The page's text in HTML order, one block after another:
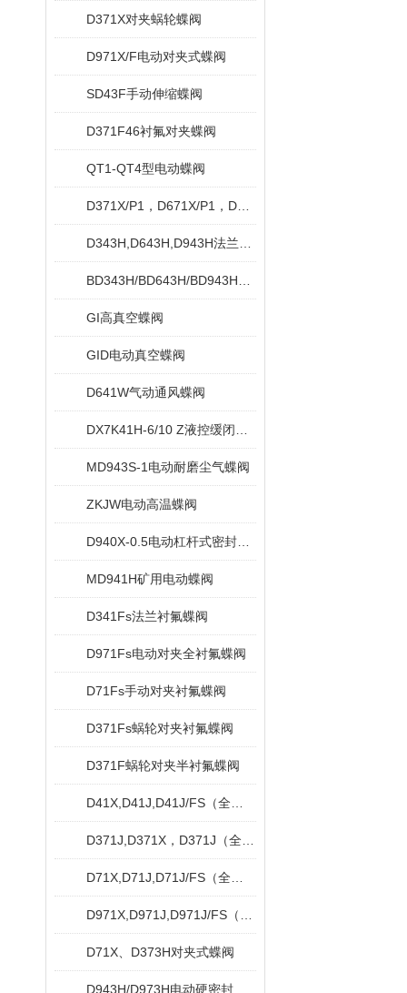
D371X对夹蜗轮蝶阀
D971X/F电动对夹式蝶阀
SD43F手动伸缩蝶阀
D371F46衬氟对夹蝶阀
QT1-QT4型电动蝶阀
GI高真空蝶阀
GID电动真空蝶阀
D641W气动通风蝶阀
MD943S-1电动耐磨尘气蝶阀
ZKJW电动高温蝶阀
MD941H矿用电动蝶阀
D341Fs法兰衬氟蝶阀
D971Fs电动对夹全衬氟蝶阀
D71Fs手动对夹衬氟蝶阀
D371Fs蜗轮对夹衬氟蝶阀
D371F蜗轮对夹半衬氟蝶阀
D71X、D373H对夹式蝶阀